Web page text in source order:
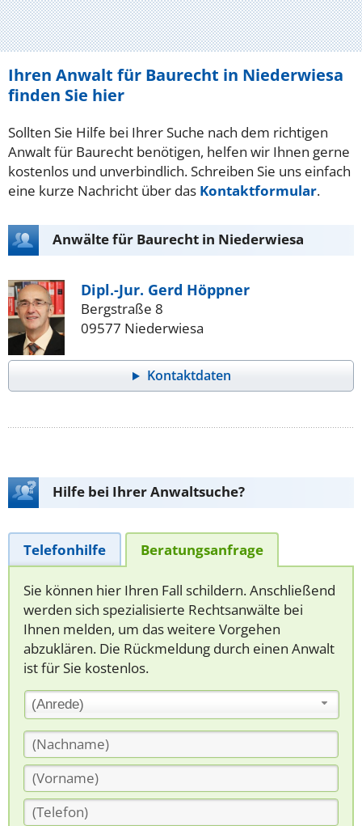
Ihren Anwalt für Baurecht in Niederwiesa
finden Sie hier
Sollten Sie Hilfe bei Ihrer Suche nach dem richtigen
Anwalt für Baurecht benötigen, helfen wir Ihnen gerne
kostenlos und unverbindlich. Schreiben Sie uns einfach
eine kurze Nachricht über das Kontaktformular.
Anwälte für Baurecht in Niederwiesa
Dipl.-Jur. Gerd Höppner
Bergstraße 8
09577 Niederwiesa
Kontaktdaten
Hilfe bei Ihrer Anwaltsuche?
Telefonhilfe Beratungsanfrage
Sie können hier Ihren Fall schildern. Anschließend
werden sich spezialisierte Rechtsanwälte bei
Ihnen melden, um das weitere Vorgehen
abzuklären. Die Rückmeldung durch einen Anwalt
ist für Sie kostenlos.
(Anrede)